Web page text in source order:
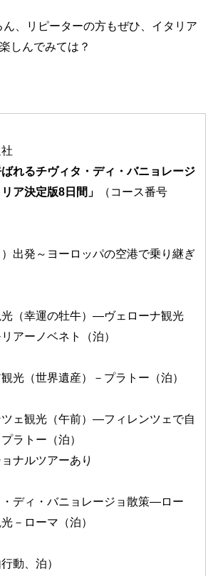
、リピーターの方もぜひ、イタリア
しんでみては？
ばれるチヴィタ・ディ・バニョレージ
ア決定版8日間」
（コース番号
出発～ヨーロッパの空港で乗り継ぎ
（幸運の牡牛）―ヴェローナ観光
アーノベネト（泊）
光（世界遺産）－プラトー（泊）
ェ観光（午前）―フィレンツェで自
ラトー（泊）
ナルツアーあり
ディ・バニョレージョ散策―ロー
－ローマ（泊）
動、泊）